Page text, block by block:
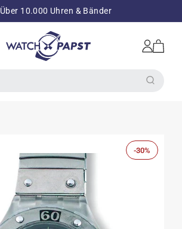
Über 10.000 Uhren & Bänder
Einloggen
Warenkorb
-30%